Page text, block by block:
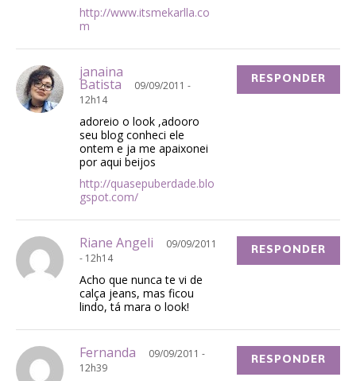
http://www.itsmekarlla.co
m
janaina
Batista
09/09/2011 -
12h14
adoreio o look ,adooro
seu blog conheci ele
ontem e ja me apaixonei
por aqui beijos
http://quasepuberdade.blo
gspot.com/
RESPONDER
Riane Angeli
09/09/2011
- 12h14
Acho que nunca te vi de
calça jeans, mas ficou
lindo, tá mara o look!
RESPONDER
Fernanda
09/09/2011 -
12h39
RESPONDER